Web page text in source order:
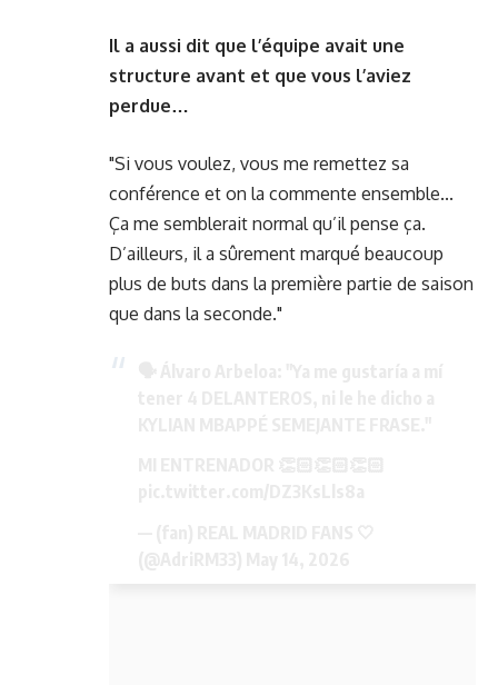
Il a aussi dit que l’équipe avait une
structure avant et que vous l’aviez
perdue…
"Si vous voulez, vous me remettez sa
conférence et on la commente ensemble...
Ça me semblerait normal qu’il pense ça.
D’ailleurs, il a sûrement marqué beaucoup
plus de buts dans la première partie de saison
que dans la seconde."